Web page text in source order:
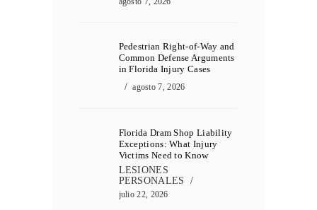
Pedestrian Right-of-Way and
Common Defense Arguments
in Florida Injury Cases
agosto 7, 2026
Florida Dram Shop Liability
Exceptions: What Injury
Victims Need to Know
LESIONES
PERSONALES
julio 22, 2026